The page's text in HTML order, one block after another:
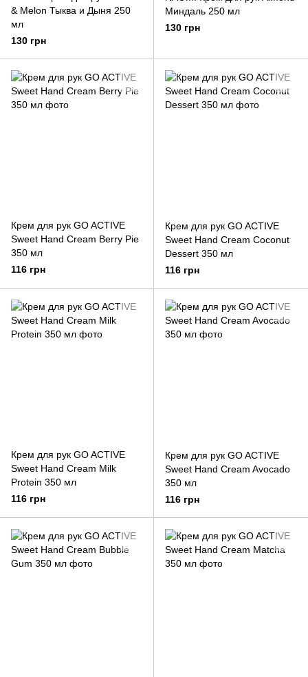
& Melon Тыква и Дыня 250
мл
130 грн
Миндаль 250 мл
130 грн
Крем для рук GO ACTIVE
Sweet Hand Cream Berry Pie
350 мл
116 грн
Крем для рук GO ACTIVE
Sweet Hand Cream Coconut
Dessert 350 мл
116 грн
Крем для рук GO ACTIVE
Sweet Hand Cream Milk
Protein 350 мл
116 грн
Крем для рук GO ACTIVE
Sweet Hand Cream Avocado
350 мл
116 грн